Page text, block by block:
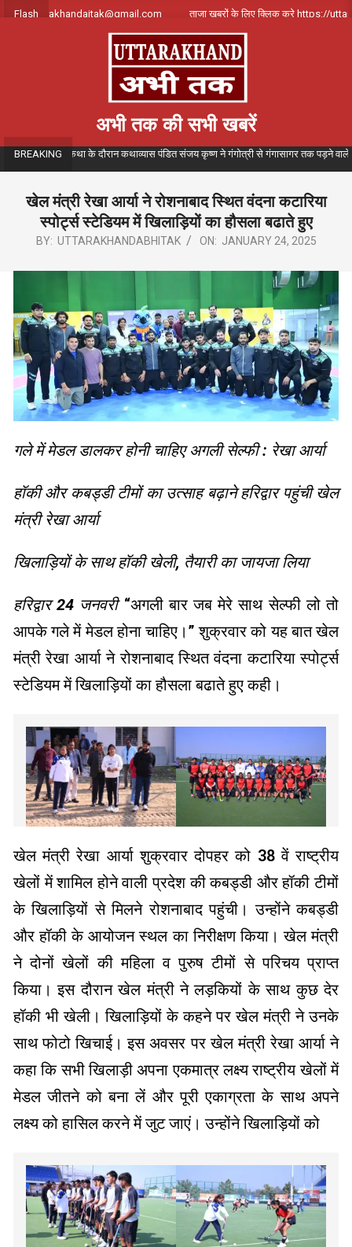
SkipFlash
uttarakhandajtak@gmail.com ताजा खबरों के लिए क्लिक करे https://
अभी तक की सभी खबरें
BREAKING
गंगा कथा के दौरान कथाव्यास पंडित संजय कृष्ण ने गंगोत्री से गंगासागर तक पड़ने वाले विभिन्न
खेल मंत्री रेखा आर्या ने रोशनाबाद स्थित वंदना कटारिया
स्पोर्ट्स स्टेडियम में खिलाड़ियों का हौसला बढाते हुए
BY: UTTARAKHANDABHITAK ON: JANUARY 24, 2025
गले में मेडल डालकर होनी चाहिए अगली सेल्फी : रेखा आर्या
हॉकी और कबड्डी टीमों का उत्साह बढ़ाने हरिद्वार पहुंची खेल
मंत्री रेखा आर्या
खिलाड़ियों के साथ हॉकी खेली, तैयारी का जायजा लिया
हरिद्वार 24 जनवरी“अगली बार जब मेरे साथ सेल्फी लो तो
आपके गले में मेडल होना चाहिए।” शुक्रवार को यह बात खेल
मंत्री रेखा आर्या ने रोशनाबाद स्थित वंदना कटारिया स्पोर्ट्स
स्टेडियम में खिलाड़ियों का हौसला बढाते हुए कही।
खेल मंत्री रेखा आर्या शुक्रवार दोपहर को 38 वें राष्ट्रीय
खेलों में शामिल होने वाली प्रदेश की कबड्डी और हॉकी टीमों
के खिलाड़ियों से मिलने रोशनाबाद पहुंची। उन्होंने कबड्डी
और हॉकी के आयोजन स्थल का निरीक्षण किया। खेल मंत्री
ने दोनों खेलों की महिला व पुरुष टीमों से परिचय प्राप्त
किया। इस दौरान खेल मंत्री ने लड़कियों के साथ कुछ देर
हॉकी भी खेली। खिलाड़ियों के कहने पर खेल मंत्री ने उनके
साथ फोटो खिचाई। इस अवसर पर खेल मंत्री रेखा आर्या ने
कहा कि सभी खिलाड़ी अपना एकमात्र लक्ष्य राष्ट्रीय खेलों में
मेडल जीतने को बना लें और पूरी एकाग्रता के साथ अपने
लक्ष्य को हासिल करने में जुट जाएं। उन्होंने खिलाड़ियों को